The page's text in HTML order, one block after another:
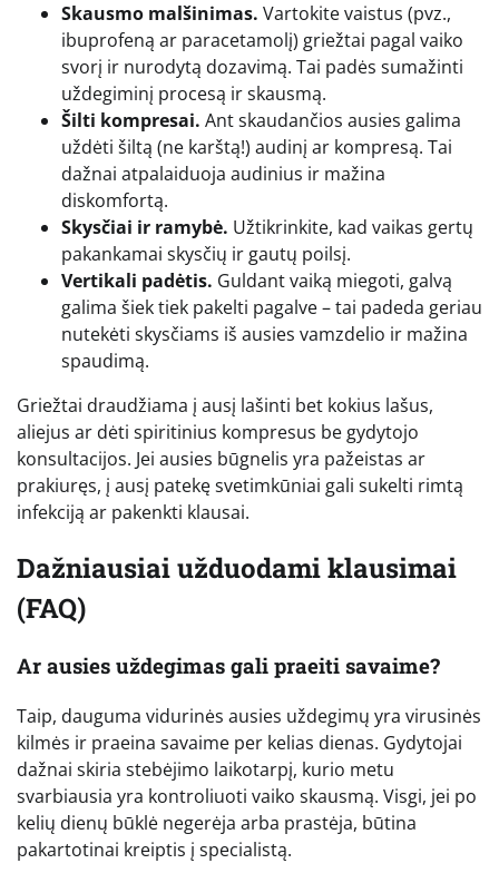
Skausmo malšinimas. Vartokite vaistus (pvz.,
ibuprofeną ar paracetamolį) griežtai pagal vaiko
svorį ir nurodytą dozavimą. Tai padės sumažinti
uždegiminį procesą ir skausmą.
Šilti kompresai. Ant skaudančios ausies galima
uždėti šiltą (ne karštą!) audinį ar kompresą. Tai
dažnai atpalaiduoja audinius ir mažina
diskomfortą.
Skysčiai ir ramybė. Užtikrinkite, kad vaikas gertų
pakankamai skysčių ir gautų poilsį.
Vertikali padėtis. Guldant vaiką miegoti, galvą
galima šiek tiek pakelti pagalve – tai padeda geriau
nutekėti skysčiams iš ausies vamzdelio ir mažina
spaudimą.
Griežtai draudžiama į ausį lašinti bet kokius lašus,
aliejus ar dėti spiritinius kompresus be gydytojo
konsultacijos. Jei ausies būgnelis yra pažeistas ar
prakiuręs, į ausį patekę svetimkūniai gali sukelti rimtą
infekciją ar pakenkti klausai.
Dažniausiai užduodami klausimai
(FAQ)
Ar ausies uždegimas gali praeiti savaime?
Taip, dauguma vidurinės ausies uždegimų yra virusinės
kilmės ir praeina savaime per kelias dienas. Gydytojai
dažnai skiria stebėjimo laikotarpį, kurio metu
svarbiausia yra kontroliuoti vaiko skausmą. Visgi, jei po
kelių dienų būklė negerėja arba prastėja, būtina
pakartotinai kreiptis į specialistą.